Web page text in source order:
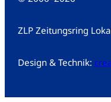
ZLP Zeitungsring
Design & Technik: